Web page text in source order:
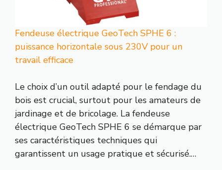
Fendeuse électrique GeoTech SPHE 6 :
puissance horizontale sous 230V pour un
travail efficace
Le choix d’un outil adapté pour le fendage du
bois est crucial, surtout pour les amateurs de
jardinage et de bricolage. La fendeuse
électrique GeoTech SPHE 6 se démarque par
ses caractéristiques techniques qui
garantissent un usage pratique et sécurisé.…